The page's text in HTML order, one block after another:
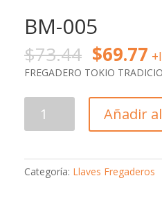
BM-005
$73.44 $69.77
FREGADERO TOKIO
Añadir
Categoría: Llaves Fregaderos